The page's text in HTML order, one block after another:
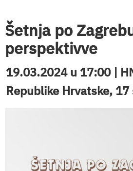
Šetnja po
perspektivve
19.03.2024 u 17:00 |
Republike Hrvatske, 17